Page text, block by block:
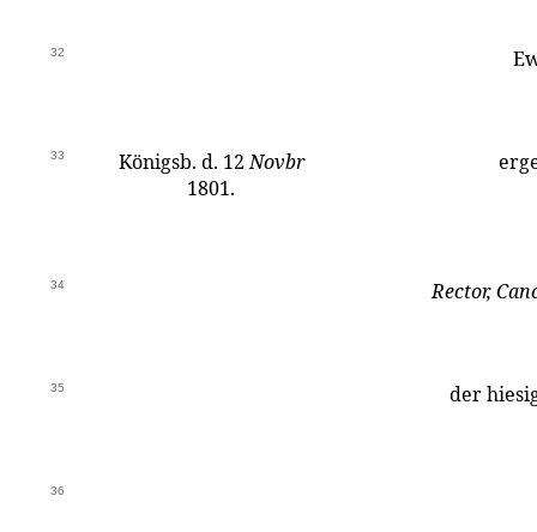
32
33 Königsb. d. 12Novbr
1801.
34 Rector,
35 der
36